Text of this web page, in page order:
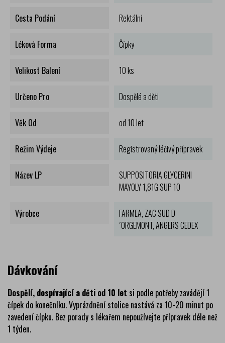
Cesta Podání Rektální
Léková Forma Čípky
Velikost Balení 10 ks
Určeno Pro Dospělé a děti
Věk Od od 10 let
Režim Výdeje Registrovaný léčivý přípravek
Název LP
SUPPOSITORIA GLYCERINI
MAYOLY 1,81G SUP 10
Výrobce
FARMEA, ZAC SUD D
´ORGEMONT, ANGERS CEDEX
Dávkování
Dospělí, dospívající a děti od 10 let si podle potřeby zavádějí 1
čípek do konečníku. Vyprázdnění stolice nastává za 10-20 minut po
zavedení čípku. Bez porady s lékařem nepoužívejte přípravek déle než
1 týden.